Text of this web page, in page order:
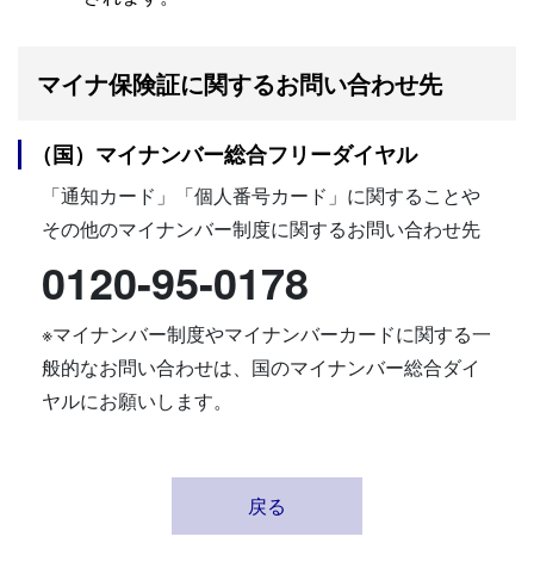
マイナ保険証に関するお問い合わせ先
（国）マイナンバー総合フリーダイヤル
「通知カード」「個人番号カード」に関することや
その他のマイナンバー制度に関するお問い合わせ先
0120-95-0178
※マイナンバー制度やマイナンバーカードに関する一
般的なお問い合わせは、国のマイナンバー総合ダイ
ヤルにお願いします。
戻る